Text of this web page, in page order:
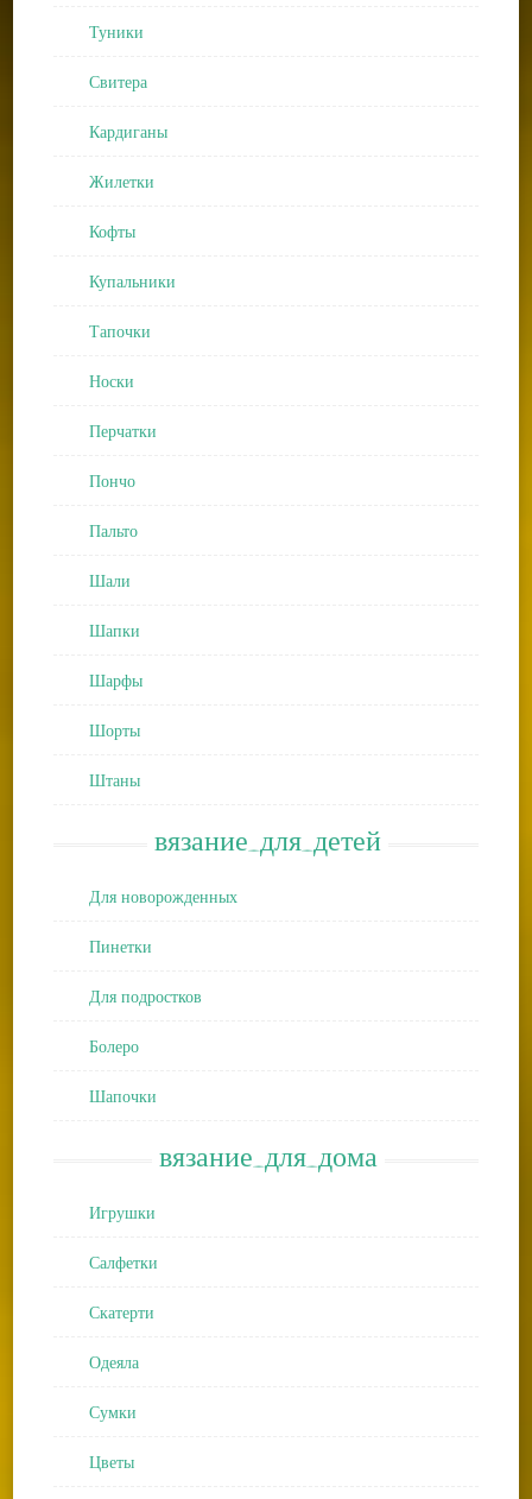
Туники
Свитера
Кардиганы
Жилетки
Кофты
Купальники
Тапочки
Носки
Перчатки
Пончо
Пальто
Шали
Шапки
Шарфы
Шорты
Штаны
вязание_для_детей
Для новорожденных
Пинетки
Для подростков
Болеро
Шапочки
вязание_для_дома
Игрушки
Салфетки
Скатерти
Одеяла
Сумки
Цветы